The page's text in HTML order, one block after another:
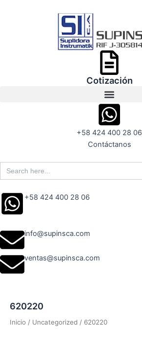
Cotización
+58 424 400 28 06
Contáctanos
Search
for:
+58 424 400 28 06
info@supinsca.com
ventas@supinsca.com
620220
Inicio / Uncategorized / 620220